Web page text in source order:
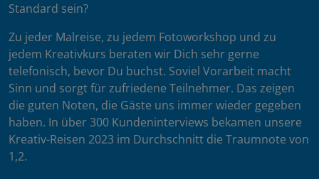
Standard sein?
Zu jeder Malreise, zu jedem Fotoworkshop und zu
jedem Kreativkurs beraten wir Dich sehr gerne
telefonisch, bevor Du buchst. Soviel Vorarbeit macht
Sinn und sorgt für zufriedene Teilnehmer. Das zeigen
die guten Noten, die Gäste uns immer wieder gegeben
haben. In über 300 Kundeninterviews bekamen unsere
Kreativ-Reisen 2023 im Durchschnitt die Traumnote von
1,2.